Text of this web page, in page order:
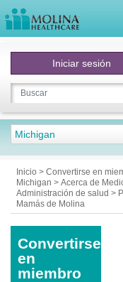
Iniciar sesión
Michigan
Inicio > Convertirse en
Michigan > Acerca de
Administración de salud >
Mamás de Molina
Convertirse
en
miembro